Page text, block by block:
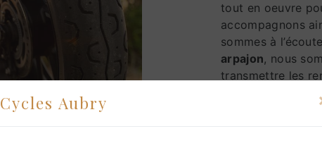
Cycles Aubry
tout en oeuvre
accompagnons
sommes à
arpajon, nous
transmettre les
passion et le